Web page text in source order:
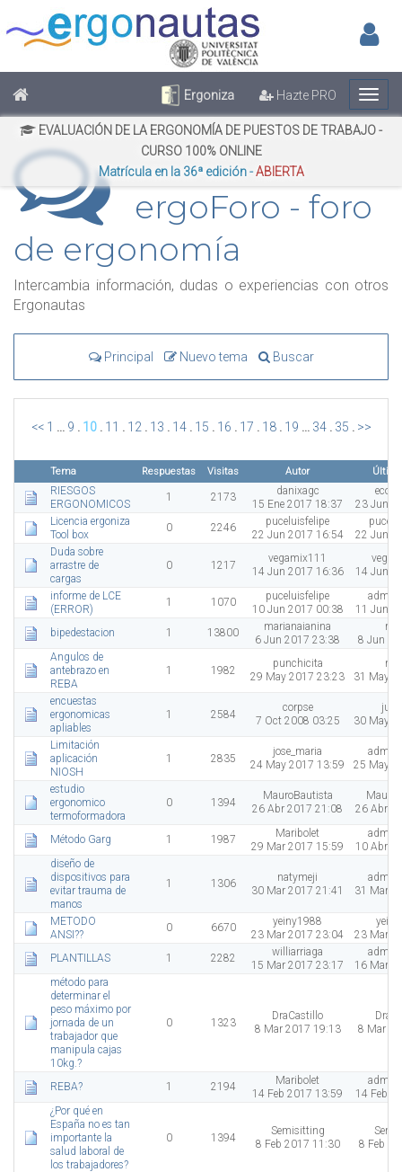
Ergoniza Hazte PRO
EVALUACIÓN DE LA ERGONOMÍA DE PUESTOS DE TRABAJO -
CURSO 100% ONLINE
Matrícula en la 36ª edición -ABIERTA
ergoForo - foro
de ergonomía
Intercambia información, dudas o experiencias con otros
Ergonautas
Principal Nuevo tema Buscar
<< 1 ... 9 . 10. 11 . 12 . 13 . 14. 15 . 16 . 17 . 18. 19 ... 34. 35 . >>
Tema Respuestas Visitas Autor
RIESGOS
ERGONOMICOS
1 2173
danixagc
15 Ene 2017 18:37
23 Jun
Licencia ergoniza
Tool box
0 2246
puceluisfelipe
22 Jun 2017 16:54
22 Jun
Duda sobre
arrastre de
cargas
0 1217
vegamix111
14 Jun 2017 16:36
14 Jun
informe de LCE
(ERROR)
1 1070
puceluisfelipe
10 Jun 2017 00:38
11 Jun
bipedestacion
1 13800
marianaianina
6 Jun 2017 23:38
8 Jun
Angulos de
antebrazo en
REBA
1 1982
punchicita
29 May 2017 23:23
31 May
encuestas
ergonomicas
apliables
1 2584
corpse
7 Oct 2008 03:25
30 May
Limitación
aplicación
NIOSH
1 2835
jose_maria
24 May 2017 13:59
25 May
estudio
ergonomico
termoformadora
0 1394
MauroBautista
26 Abr 2017 21:08
26 Abr
Método Garg 1 1987
Maribolet
29 Mar 2017 15:59
10 Abr
diseño de
dispositivos para
evitar trauma de
manos
1 1306
natymeji
30 Mar 2017 21:41
31 Mar
METODO
ANSI??
0 6670
yeiny1988
23 Mar 2017 23:04
23 Mar
PLANTILLAS
1 2282
williarriaga
15 Mar 2017 23:17
16 Mar
método para
determinar el
peso máximo por
jornada de un
trabajador que
manipula cajas
10kg.?
0 1323
DraCastillo
8 Mar 2017 19:13
8 Mar
REBA? 1 2194
Maribolet
14 Feb 2017 13:59
14 Feb
¿Por qué en
España no es tan
importante la
salud laboral de
los trabajadores?
0 1394
Semisitting
8 Feb 2017 11:30
8 Feb